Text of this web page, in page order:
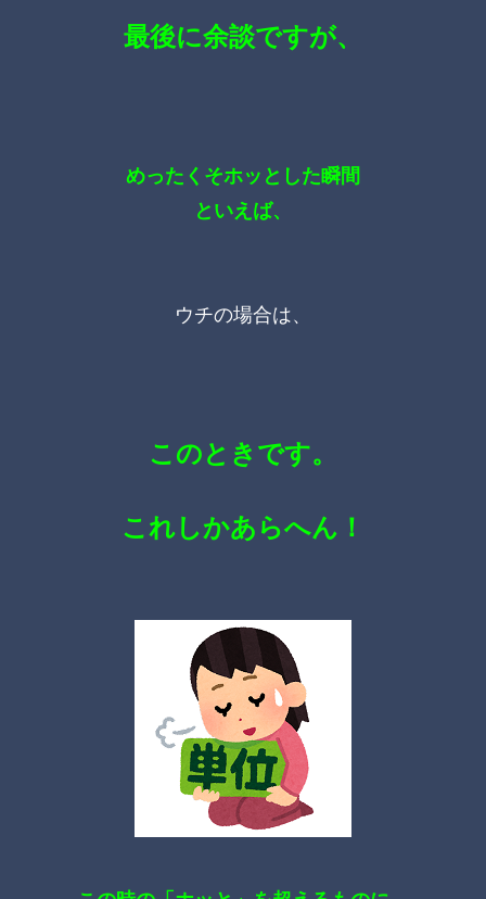
最後に余談ですが、
めったくそホッとした瞬間
といえば、
ウチの場合は、
このときです。
これしかあらへん！